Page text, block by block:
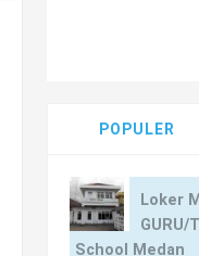
POPULER
Loker
GURU/
School Medan